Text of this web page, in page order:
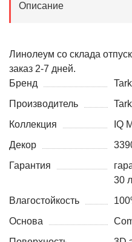
Описание
Линолеум со склада
заказ 2-7 дней.
Бренд
Производитель
Коллекция
IQ
Декор
Гарантия
30
Влагостойкость
Основа